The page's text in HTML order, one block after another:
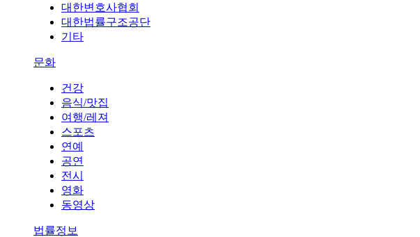
대한변호사협회
대한법률구조공단
기타
문화
건강
음식/맛집
여행/레져
스포츠
연예
공연
전시
영화
동영상
법률정보